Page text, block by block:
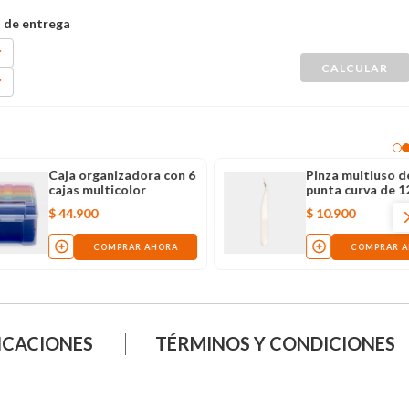
5
13 x 5 cm
COMPRAR AHORA
Set de pinzas x3
unidades 11 cm
COMPRAR AHORA
TÉRMINOS Y CONDICIONES